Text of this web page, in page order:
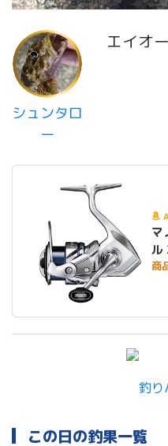
シュンタロ
ー
エイオー
マノ
ル
商
この日の釣果一覧